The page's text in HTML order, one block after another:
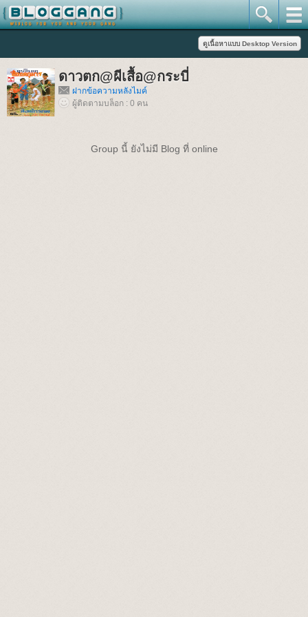
ดาวตก@ผีเสื้อ@กระบี่
ฝากข้อความหลังไมค์
ผู้ติดตามบล็อก : 0 คน
Group นี้ ยังไม่มี Blog ที่ online